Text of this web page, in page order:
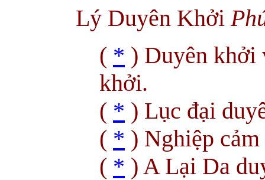
Lý Duyên Khởi
( * ) Duyên khởi
khởi.
( * ) Lục đại
( * ) Nghiệp
( * ) A Lại Da